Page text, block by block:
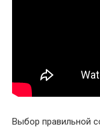
Выбор правильной